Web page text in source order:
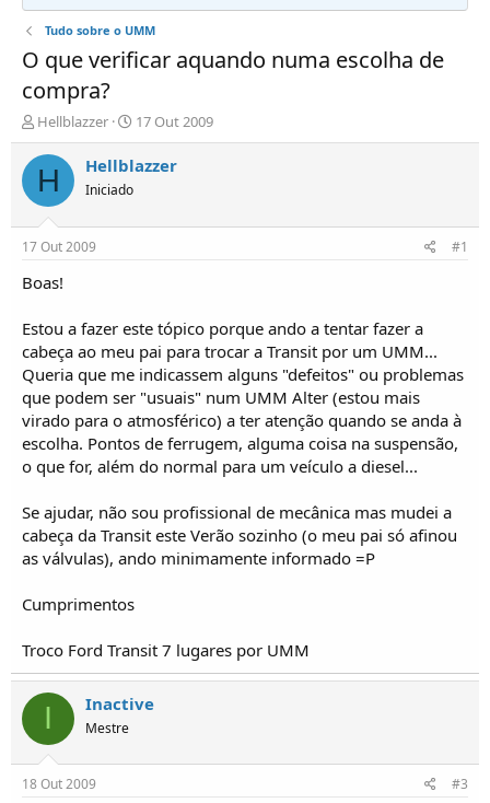
Tudo sobre o UMM
O que verificar aquando numa escolha de
compra?
I
n
i
i
d
o
r
T
ó
p
i
c
s
Hellblazzer
D
a
t
o
17 Out 2009
H Hellblazzer
Iniciado
17 Out 2009 #1
Boas!
Estou a fazer este tópico porque ando a tentar fazer a
cabeça ao meu pai para trocar a Transit por um UMM...
Queria que me indicassem alguns "defeitos" ou problemas
que podem ser "usuais" num UMM Alter (estou mais
virado para o atmosférico) a ter atenção quando se anda à
escolha. Pontos de ferrugem, alguma coisa na suspensão,
o que for, além do normal para um veículo a diesel...
Se ajudar, não sou profissional de mecânica mas mudei a
cabeça da Transit este Verão sozinho (o meu pai só afinou
as válvulas), ando minimamente informado =P
Cumprimentos
Troco Ford Transit 7 lugares por UMM
I Inactive
Mestre
18 Out 2009 #3